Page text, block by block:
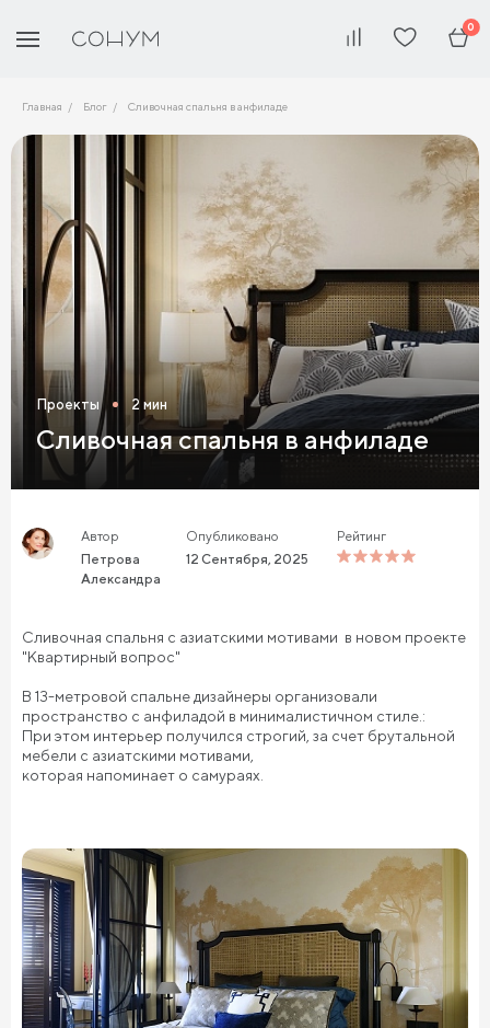
0
Главная Блог Сливочная спальня в анфиладе
Проекты 2 мин
Сливочная спальня в анфиладе
Автор
Петрова
Александра
Опубликовано
12 Сентября, 2025
Рейтинг
Сливочная спальня с азиатскими мотивами в новом проекте
"Квартирный вопрос"
В 13-метровой спальне дизайнеры организовали
пространство с анфиладой в минималистичном стиле.:
При этом интерьер получился строгий, за счет брутальной
мебели с азиатскими мотивами,
которая напоминает о самураях.